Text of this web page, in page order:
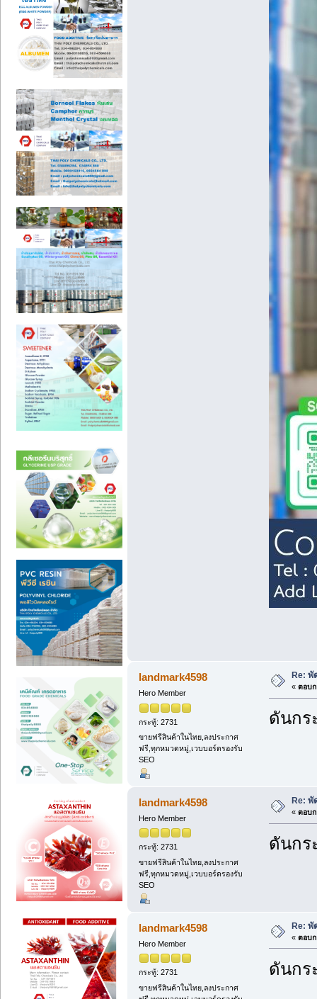
landmark4598
Hero Member
กระทู้: 2731
ขายฟรีสินค้าในไทย,ลงประกาศ
ฟรี,ทุกหมวดหมู่,เวบบอร์ดรองรับ
SEO
Re:
« ตอบก
ดันกร
landmark4598
Hero Member
กระทู้: 2731
ขายฟรีสินค้าในไทย,ลงประกาศ
ฟรี,ทุกหมวดหมู่,เวบบอร์ดรองรับ
SEO
Re:
« ตอบก
ดันกร
landmark4598
Hero Member
กระทู้: 2731
ขายฟรีสินค้าในไทย,ลงประกาศ
Re:
« ตอบก
ดันกร